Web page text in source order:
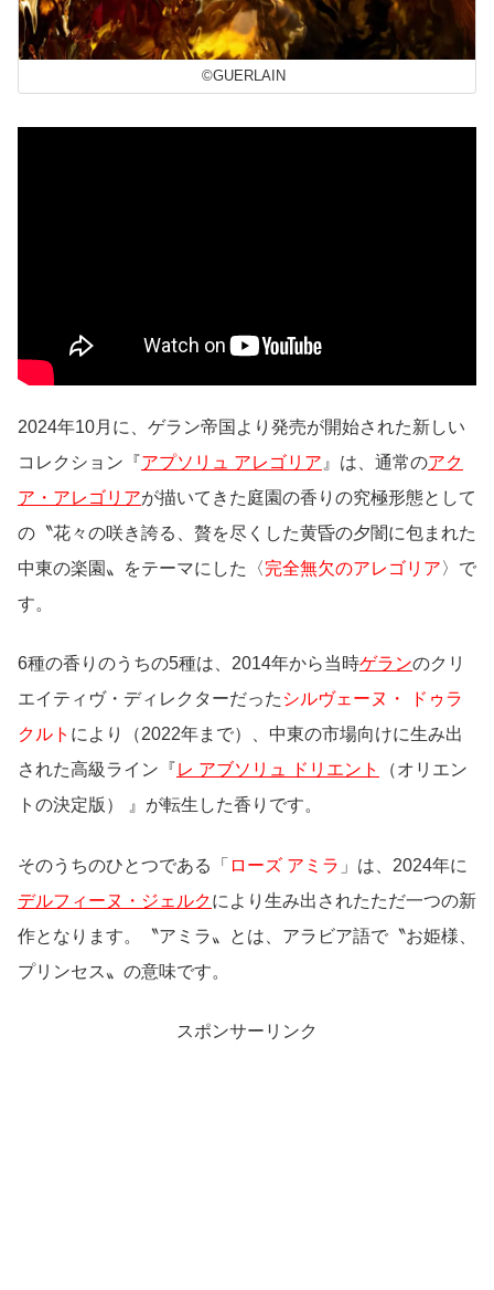
©GUERLAIN
2024年10月に、ゲラン帝国より発売が開始された新しい
コレクション『アプソリュ アレゴリア 』は、通常のアク
ア・アレゴリアが描いてきた庭園の香りの究極形態として
の〝花々の咲き誇る、贅を尽くした黄昏の夕闇に包まれた
中東の楽園〟をテーマにした〈完全無欠のアレゴリア〉で
す。
6種の香りのうちの5種は、2014年から当時ゲランのクリ
エイティヴ・ディレクターだった シルヴェーヌ・ ドゥラ
クルト により（2022年まで）、中東の市場向けに生み出
された高級ライン『レ アブソリュ ドリエント
（オリエン
トの決定版） 』が転生した香りです。
そのうちのひとつである「 ローズ アミラ 」は、2024年に
デルフィーヌ・ジェルクにより生み出されたただ一つの新
作となります。〝アミラ〟とは、アラビア語で〝お姫様、
プリンセス〟の意味です。
スポンサーリンク